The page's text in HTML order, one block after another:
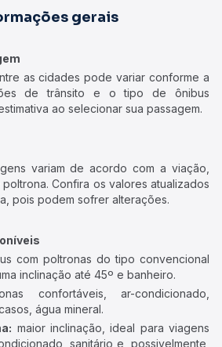
gerais
as cidades pode variar conforme a
de trânsito e o tipo de ônibus
ao selecionar sua passagem.
variam de acordo com a viação,
Confira os valores atualizados
pois podem sofrer alterações.
com poltronas do tipo convencional
inclinação até 45º e banheiro.
confortáveis, ar-condicionado,
água mineral.
maior inclinação, ideal para viagens
sanitário e, possivelmente,